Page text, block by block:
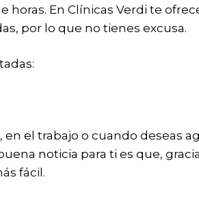
horas. En Clínicas Verdi te
por lo que no tienes excusa.
el trabajo o cuando deseas
noticia para ti es que,
fácil.